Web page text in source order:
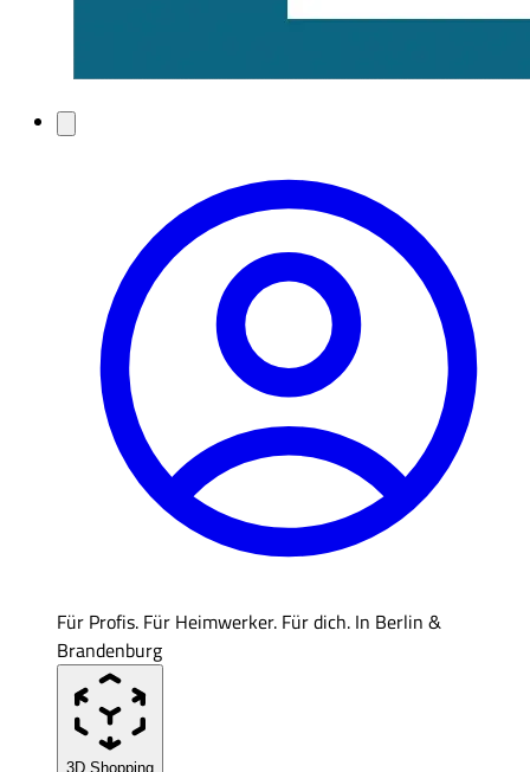
Für Profis. Für Heimwerker. Für dich. In Berlin &
Brandenburg
3D Shopping